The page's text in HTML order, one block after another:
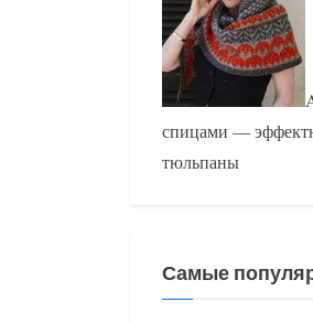
спицами —
тюльпаны
Самые